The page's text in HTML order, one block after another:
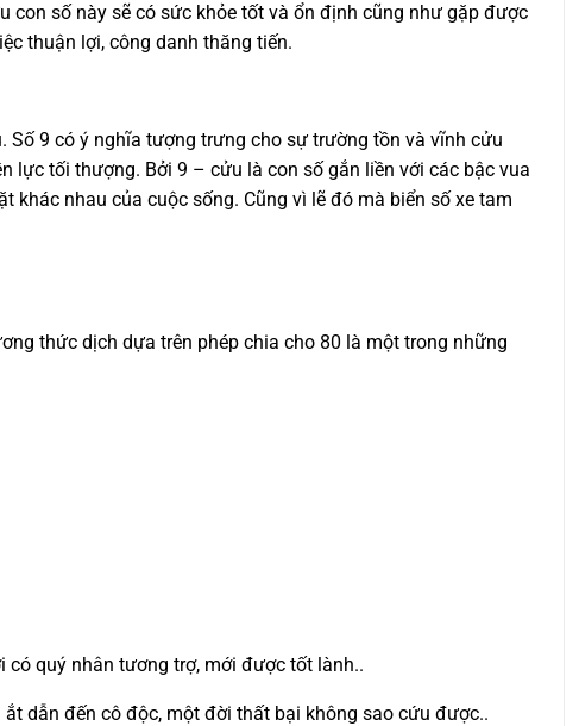
con số này sẽ có sức khỏe tốt và ổn định cũng như gặp được
thuận lợi, công danh thăng tiến.
9 có ý nghĩa tượng trưng cho sự trường tồn và vĩnh cửu
lực tối thượng. Bởi 9 – cửu là con số gắn liền với các bậc vua
nhau của cuộc sống. Cũng vì lẽ đó mà biển số xe tam
thức dịch dựa trên phép chia cho 80 là một trong những
có quý nhân tương trợ, mới được tốt lành..
dẫn đến cô độc, một đời thất bại không sao cứu được..